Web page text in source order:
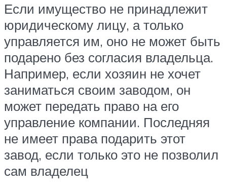
Если имущество не принадлежит
юридическому лицу, а только
управляется им, оно не может быть
подарено без согласия владельца.
Например, если хозяин не хочет
заниматься своим заводом, он
может передать право на его
управление компании. Последняя
не имеет права подарить этот
завод, если только это не позволил
сам владелец